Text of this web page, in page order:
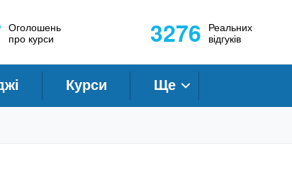
Оголошень
про курси
3276 Реальних
відгуків
Курси Ще